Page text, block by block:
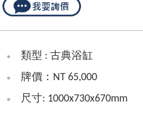
類型 : 古典浴缸
牌價：NT 65,000
尺寸: 1000x730x670mm